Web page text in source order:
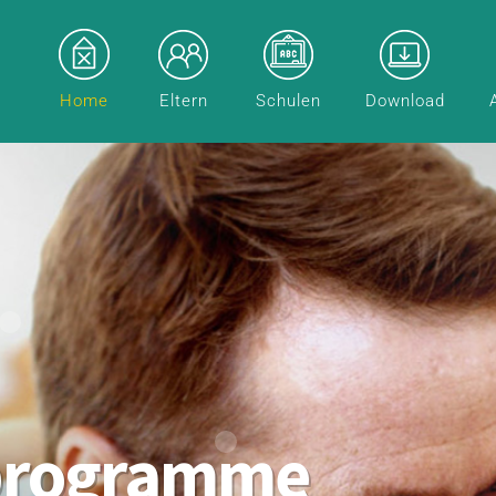
Home Eltern Schulen Download